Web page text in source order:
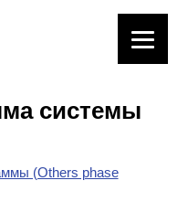
системы
(Others phase